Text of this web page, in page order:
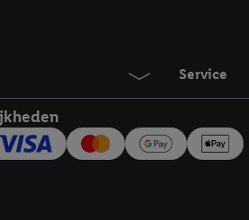
Service
Onder "Aanpassen"
Door te klikken op
technieken worden
inclusief over de
trekken, vind je in onze
over de cookies die